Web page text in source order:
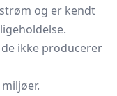
og er kendt
ikke producerer